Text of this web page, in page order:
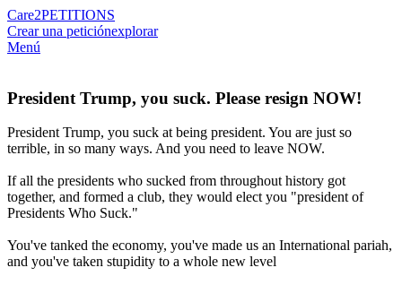
Care2PETITIONS
Crear una peticiónexplorar
Menú
President Trump, you suck. Please resign NOW!
President Trump, you suck at being president. You are just so
terrible, in so many ways. And you need to leave NOW.
If all the presidents who sucked from throughout history got
together, and formed a club, they would elect you "president of
Presidents Who Suck."
You've tanked the economy, you've made us an International pariah,
and you've taken stupidity to a whole new level